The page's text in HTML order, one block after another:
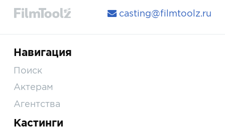
casting@filmtoolz.ru
Навигация
Поиск
Актерам
Агентства
Кастинги